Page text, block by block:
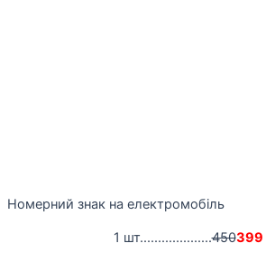
Номерний знак на електромобіль
1 шт....................450399